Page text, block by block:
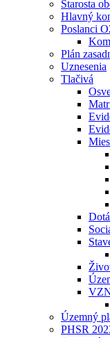
Starosta
Hlavný
Poslanci
Plán
Uznesenia
Tlačivá
Územný
PHSR